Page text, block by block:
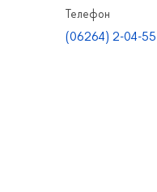
Телефон
(06264) 2-04-55